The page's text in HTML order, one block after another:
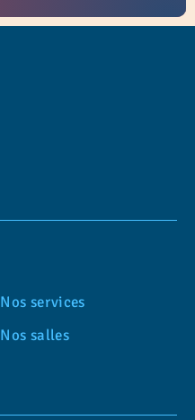
Nos services
Nos salles